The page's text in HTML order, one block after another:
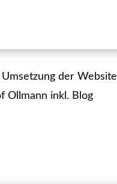
Umsetzung der Website
Ollmann inkl. Blog